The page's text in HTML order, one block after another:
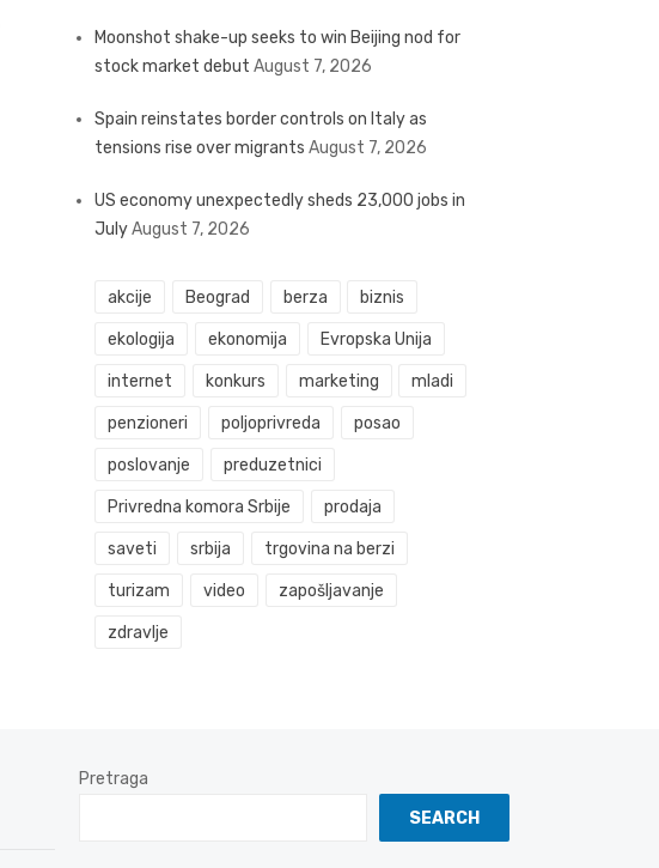
Moonshot shake-up seeks to win Beijing nod for
stock market debut August 7, 2026
Spain reinstates border controls on Italy as
tensions rise over migrants August 7, 2026
US economy unexpectedly sheds 23,000 jobs in
JulyAugust 7, 2026
akcije Beograd berza biznis
ekologija ekonomija Evropska Unija
internet konkurs marketing mladi
penzioneri poljoprivreda posao
poslovanje preduzetnici
Privredna komora Srbije prodaja
saveti srbija trgovina na berzi
turizam video zapošljavanje
zdravlje
Pretraga
SEARCH